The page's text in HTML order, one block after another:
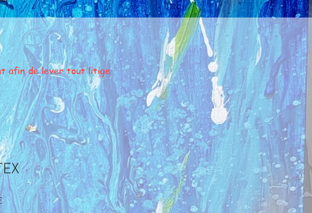
afin de lever tout litige
Prix